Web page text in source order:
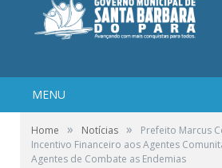
MENU
Home » Notícias »
Prefeito Marcus
Incentivo Financeiro aos Agentes
Agentes de Combate as Endemias